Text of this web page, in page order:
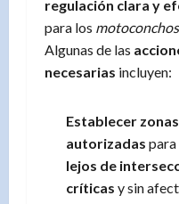
regulación clara y
para los motoconchos
Algunas de las
necesarias incluyen:
Establecer zonas
autorizadas para
lejos de
críticas y sin